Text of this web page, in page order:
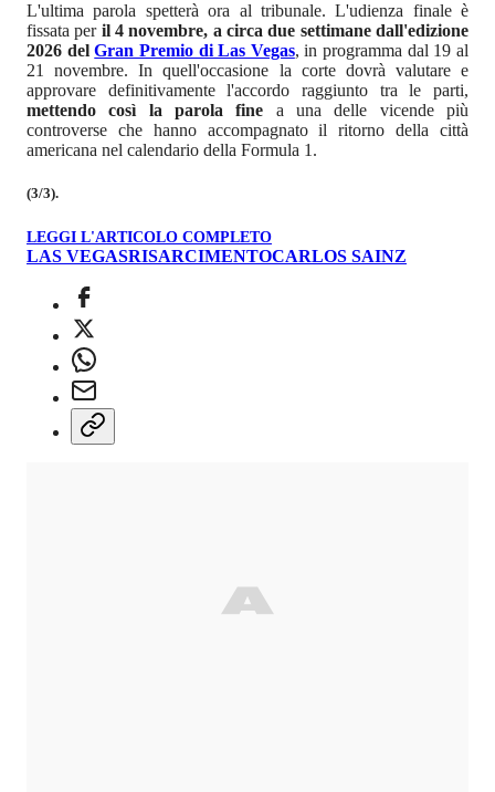
L'ultima parola spetterà ora al tribunale. L'udienza finale è
fissata per il 4 novembre, a circa due settimane dall'edizione
2026 delGran Premio di Las Vegas, in programma dal 19 al
21 novembre. In quell'occasione la corte dovrà valutare e
approvare definitivamente l'accordo raggiunto tra le parti,
mettendo così la parola fine a una delle vicende più
controverse che hanno accompagnato il ritorno della città
americana nel calendario della Formula 1.
(3/3).
LEGGI L'ARTICOLO COMPLETO
LAS VEGASRISARCIMENTOCARLOS SAINZ